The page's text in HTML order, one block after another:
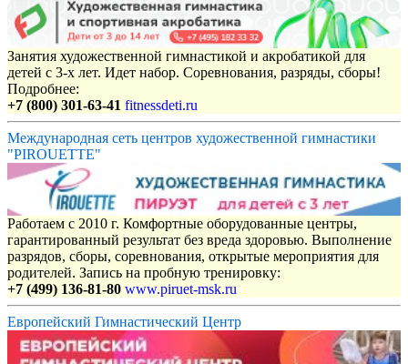
Занятия художественной гимнастикой и акробатикой для
детей с 3-х лет. Идет набор. Соревнования, разряды, сборы!
Подробнее:
+7 (800) 301-63-41 fitnessdeti.ru
Международная сеть центров художественной гимнастики
"PIROUETTE"
Работаем с 2010 г. Комфортные оборудованные центры,
гарантированный результат без вреда здоровью. Выполнение
разрядов, сборы, соревнования, открытые мероприятия для
родителей. Запись на пробную тренировку:
+7 (499) 136-81-80 www.piruet-msk.ru
Европейский Гимнастический Центр